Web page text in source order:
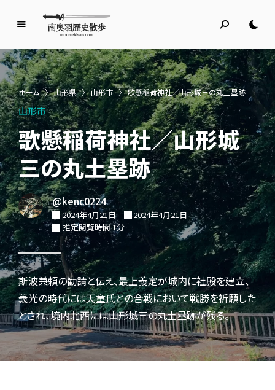
奥
羽
歴
史
散
歩
名所旧跡と館めぐり
ホーム 〉 山形県 〉 山形市 〉 歌懸稲荷神社／山形城三の丸土塁跡
山形市
歌懸稲荷神社／山形城
三の丸土塁跡
@kenc0224
2024年4月21日
2024年4月21日
推定閲覧時間 1分
斯波兼頼の勧請と伝え、最上義定が城内に社殿を建立、
義光の時代には天童氏との合戦において戦勝を祈願した
とされ、境内北西には山形城三の丸土塁跡が残る。